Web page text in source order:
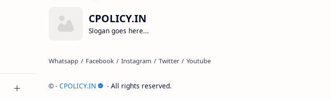
CPOLICY.IN
Slogan goes here...
© ‧ CPOLICY.IN ‧ All rights reserved.